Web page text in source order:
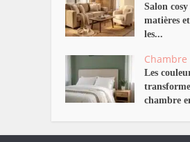
Salon cosy
matières
les...
Chambre
Les
chambre